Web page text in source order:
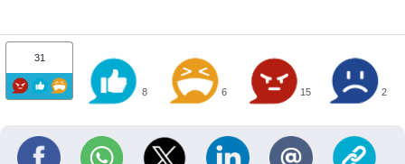
31
8 6 15 2